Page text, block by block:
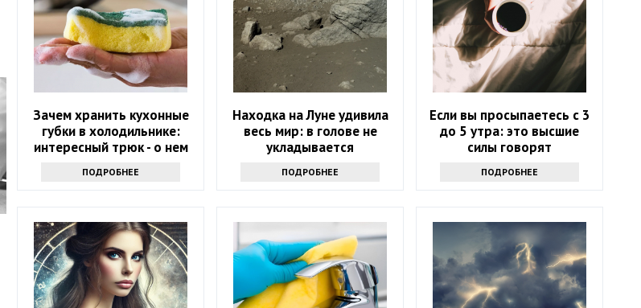
Зачем хранить кухонные
губки в холодильнике:
интересный трюк - о нем
продвинутые хозяйки
ПОДРОБНЕЕ
Находка на Луне удивила
весь мир: в голове не
укладывается
ПОДРОБНЕЕ
Если вы просыпаетесь с 3
до 5 утра: это высшие
силы говорят
ПОДРОБНЕЕ